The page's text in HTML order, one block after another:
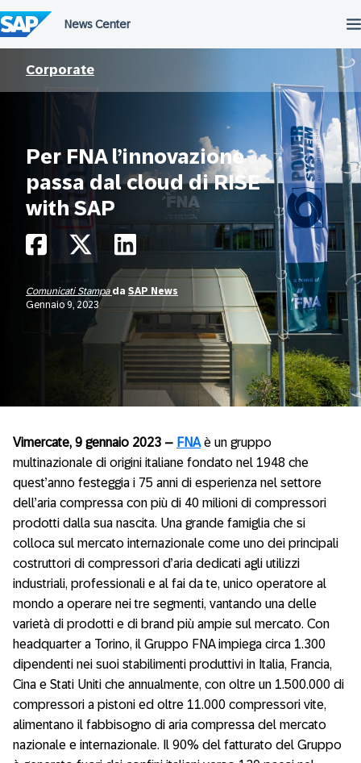
al
contenuto
Corporate
Per FNA l’innovazione
passa dal cloud di RISE
with SAP
Comunicati Stampa da SAP News
Gennaio 9, 2023
Vimercate, 9 gennaio 2023 – FNAè un gruppo
multinazionale di origini italiane fondato nel 1948 che
quest’anno festeggia i 75 anni di esperienza nel settore
dell’aria compressa con più di 40 milioni di compressori
prodotti dalla sua nascita. Una grande famiglia che si
colloca sul mercato internazionale come uno dei principali
costruttori di compressori d’aria dedicati agli utilizzi
industriali, professionali e al fai da te, unico operatore al
mondo a operare nei tre segmenti, vantando una delle
varietà di prodotti e di brand più ampie sul mercato. Con
headquarter a Torino, il Gruppo FNA impiega circa 1.300
dipendenti nei suoi stabilimenti produttivi in Italia, Francia,
Cina e Stati Uniti che annualmente, con oltre un 1.500.000 di
compressori a pistoni ed oltre 11.000 compressori vite,
alimentano il fabbisogno di aria compressa del mercato
nazionale e internazionale. Il 90% del fatturato del Gruppo